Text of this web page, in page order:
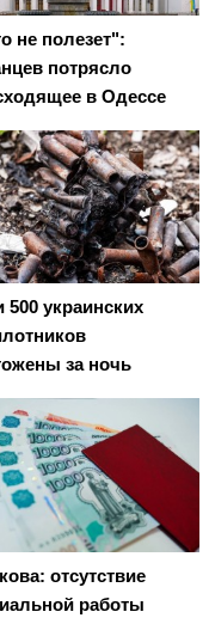
не полезет":
потрясло
в Одессе
500 украинских
за ночь
отсутствие
работы